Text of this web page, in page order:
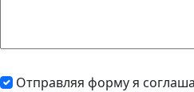
Отправляя форму я